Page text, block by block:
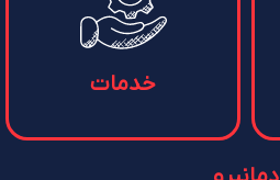
خدمات